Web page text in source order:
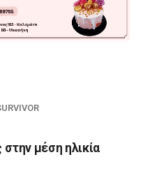
μέση ηλικία